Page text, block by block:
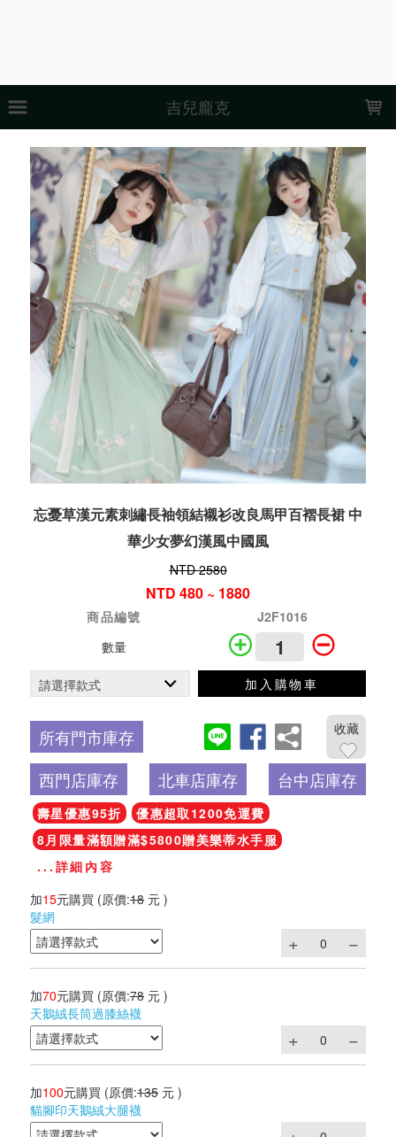
吉兒龐克
忘憂草漢元素刺繡長袖領結襯衫改良馬甲百褶長裙 中
華少女夢幻漢風中國風
NTD 2580
NTD 480 ~ 1880
商品編號
J2F1016
數量
加入購物車
所有門市庫存 收藏
西門店庫存 北車店庫存 台中店庫存
壽星優惠95折
優惠超取1200免運費
8月限量滿額贈滿$5800贈美樂蒂水手服
...詳細內容
加15元購買 (原價:18 元 )
髮網
加70元購買 (原價:78 元 )
天鵝絨長筒過膝絲襪
加100元購買 (原價:135 元 )
貓腳印天鵝絨大腿襪